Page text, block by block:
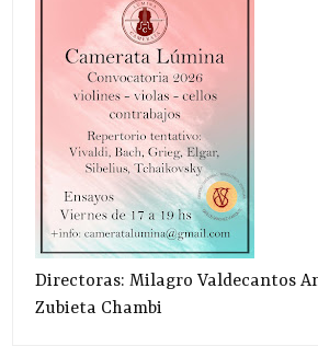
Directoras: Milagro Valdecantos
Zubieta Chambi